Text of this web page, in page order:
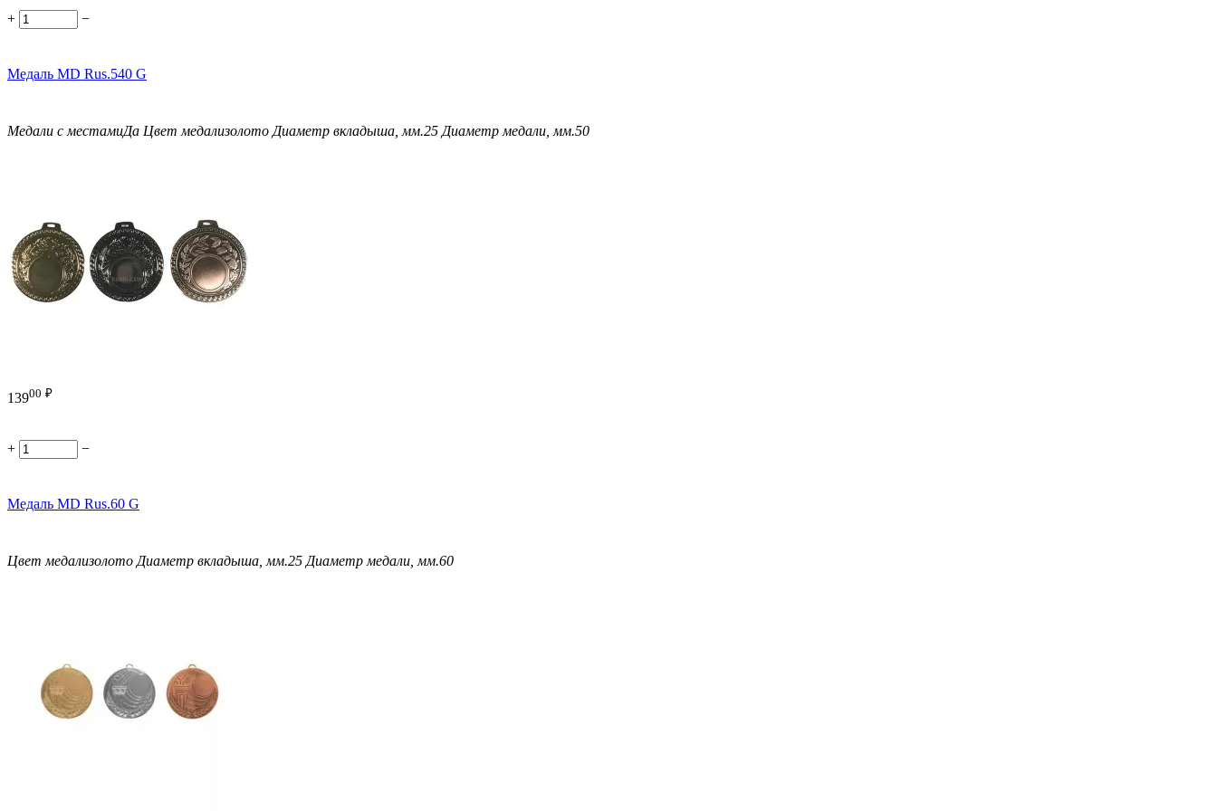
+ −
Медаль MD Rus.540 G
Медали с местамиДа Цвет медализолото Диаметр вкладыша, мм.25 Диаметр медали, мм.50
13900 ₽
+ −
Медаль MD Rus.60 G
Цвет медализолото Диаметр вкладыша, мм.25 Диаметр медали, мм.60